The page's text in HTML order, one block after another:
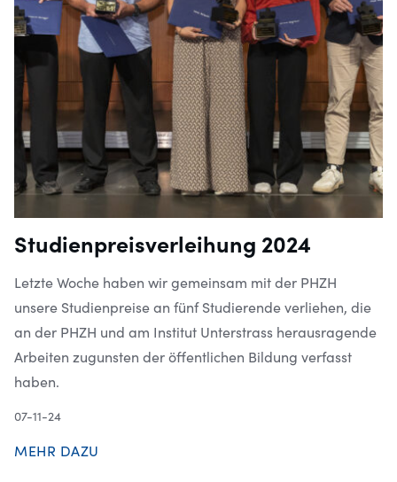
Studienpreisverleihung 2024
Letzte Woche haben wir gemeinsam mit der PHZH
unsere Studienpreise an fünf Studierende verliehen, die
an der PHZH und am Institut Unterstrass herausragende
Arbeiten zugunsten der öffentlichen Bildung verfasst
haben.
07-11-24
MEHR DAZU